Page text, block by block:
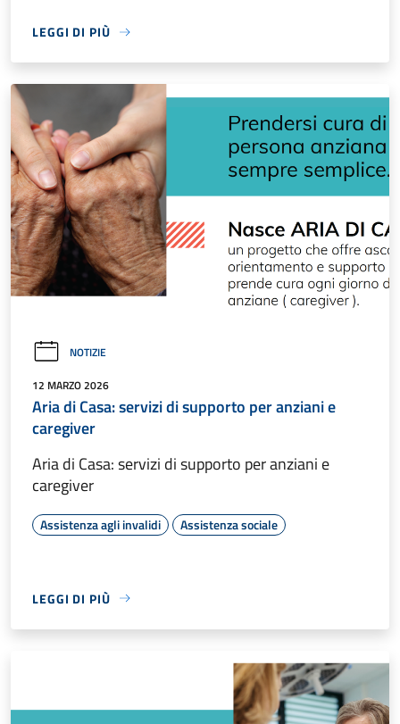
LEGGI DI PIÙ
NOTIZIE
12 MARZO 2026
Aria di Casa: servizi di supporto per anziani e
caregiver
Aria di Casa: servizi di supporto per anziani e
caregiver
Assistenza agli invalidi Assistenza sociale
LEGGI DI PIÙ